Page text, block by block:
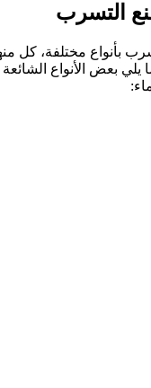
التسرب
بأنواع مختلفة، كل
يلي بعض الأنواع